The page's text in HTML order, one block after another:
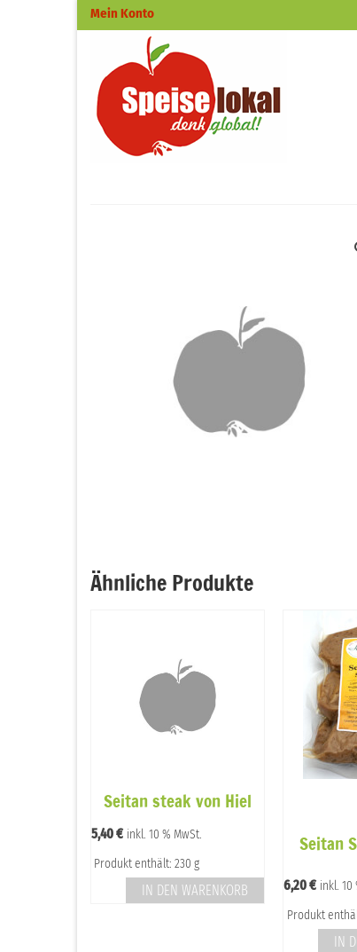
Mein Konto
Ähnliche Produkte
Seitan steak von Hiel
5,40€ inkl. 10 % MwSt.
Produkt enthält: 230 g
IN DEN WARENKORB
Seitan
6,20€ inkl. 10
Produkt
IN